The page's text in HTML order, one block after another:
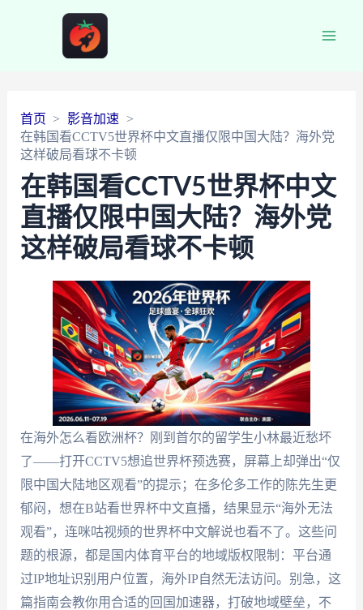
首页
影音加速
在韩国看CCTV5世界杯中文直播仅限中国大陆？海外党
这样破局看球不卡顿
在韩国看CCTV5世界杯中文
直播仅限中国大陆？海外党
这样破局看球不卡顿
在海外怎么看欧洲杯？刚到首尔的留学生小林最近愁坏
了——打开CCTV5想追世界杯预选赛，屏幕上却弹出“仅
限中国大陆地区观看”的提示；在多伦多工作的陈先生更
郁闷，想在B站看世界杯中文直播，结果显示“海外无法
观看”，连咪咕视频的世界杯中文解说也看不了。这些问
题的根源，都是国内体育平台的地域版权限制：平台通
过IP地址识别用户位置，海外IP自然无法访问。别急，这
篇指南会教你用合适的回国加速器，打破地域壁垒，不